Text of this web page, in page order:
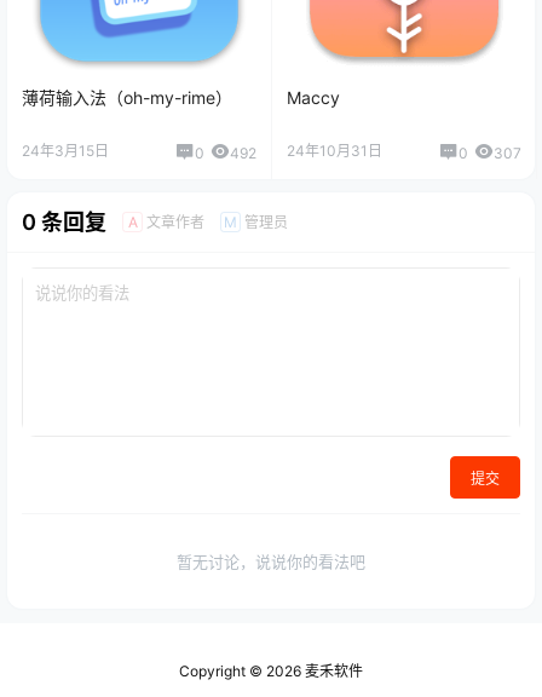
薄荷输入法（oh-my-rime）
24年3月15日 0 492
Maccy
24年10月31日 0 307
0 条回复 A 文章作者 M 管理员
提交
暂无讨论，说说你的看法吧
Copyright © 2026 麦禾软件